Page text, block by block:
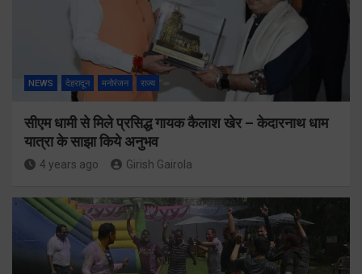
NEWS देहरादून मनोरंजन राज्य
सीएम धामी से मिले प्रसिद्ध गायक कैलाश खेर – केदारनाथ धाम
यात्रा के साझा किये अनुभव
4 years ago Girish Gairola